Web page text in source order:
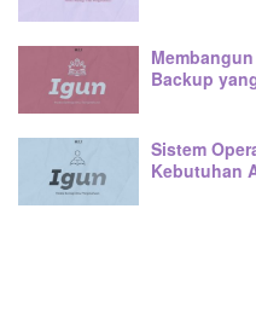
Backup
Sistem
Kebutuhan